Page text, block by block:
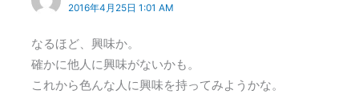
2016年4月25日 1:01 AM
なるほど、興味か。
確かに他人に興味がないかも。
これから色んな人に興味を持ってみようかな。